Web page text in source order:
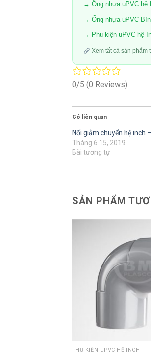
→ Ống nhựa uPVC hệ
→ Ống nhựa uPVC
→ Phụ kiện uPVC hệ
Xem tất cả sản phẩm
0/5 (0 Reviews)
Có liên quan
Nối giảm chuyển hệ inch
Tháng 6 15, 2019
Bài tương tự
SẢN PHẨM
PHỤ KIỆN UPVC HỆ INCH